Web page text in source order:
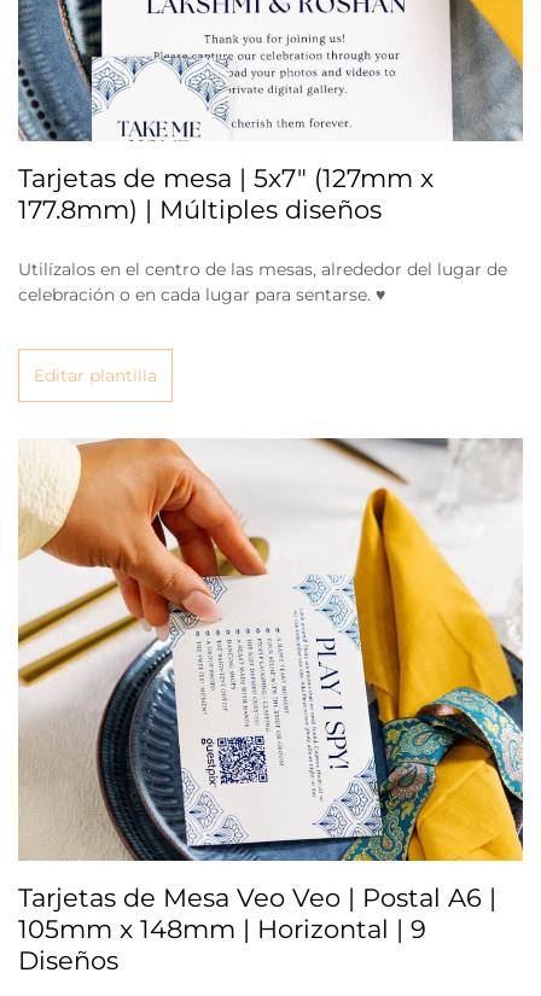
Tarjetas de mesa | 5x7" (127mm x
177.8mm) | Múltiples diseños
Utilízalos en el centro de las mesas, alrededor del lugar de
celebración o en cada lugar para sentarse. ♥
Editar plantilla
Tarjetas de Mesa Veo Veo | Postal A6 |
105mm x 148mm | Horizontal | 9
Diseños